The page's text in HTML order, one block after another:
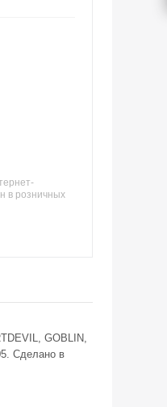
в розничных
GOBLIN,
Сделано в